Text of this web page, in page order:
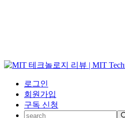
로그인
회원가입
구독 신청